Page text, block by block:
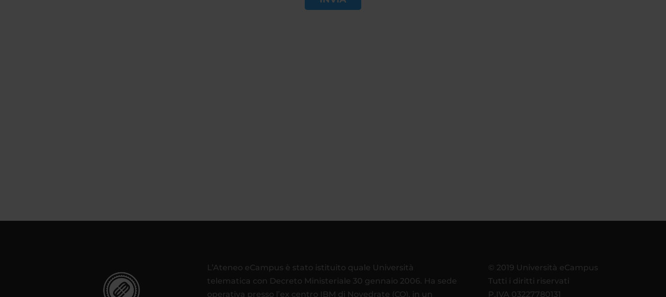
L’Ateneo eCampus è stato istituito quale Università
telematica con Decreto Ministeriale 30 gennaio 2006. Ha sede
operativa presso l’ex centro IBM di Novedrate (CO), in un
© 2019 Università eCampus
Tutti i diritti riservati
P.IVA 03227780131